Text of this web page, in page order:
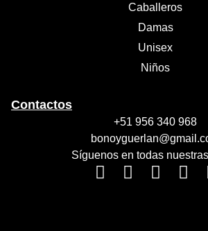
Caballeros
Damas
Unisex
Niños
Contactos
+51 956 340 968
Síguenos en todas